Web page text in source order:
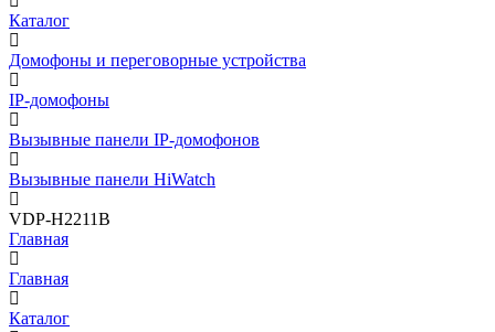
Каталог
Домофоны и переговорные устройства
IP-домофоны
Вызывные панели IP-домофонов
Вызывные панели HiWatch
VDP-H2211B
Главная
Главная
Каталог